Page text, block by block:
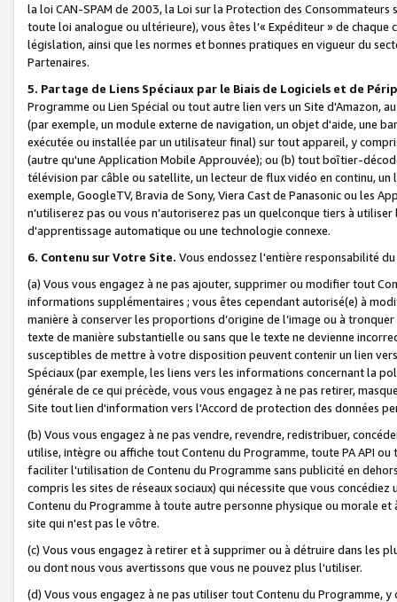
la loi CAN-SPAM de 2003, la Loi sur la Protection des
toute loi analogue ou ultérieure), vous êtes l’« Expéditeur » de
législation, ainsi que les normes et bonnes pratiques en vigueur du
Partenaires.
5. Partage de Liens Spéciaux par le Biais de Logiciels et de
Programme ou Lien Spécial ou tout autre lien vers un Site d'Amazon,
(par exemple, un module externe de navigation, un objet d'aide, une
exécutée ou installée par un utilisateur final) sur tout appareil, y
(autre qu'une Application Mobile Approuvée); ou (b) tout boîtier-
télévision par câble ou satellite, un lecteur de flux vidéo en continu,
exemple, GoogleTV, Bravia de Sony, Viera Cast de Panasonic ou les
n’utiliserez pas ou vous n’autoriserez pas un quelconque tiers à
d'apprentissage automatique ou une technologie connexe.
6. Contenu sur Votre Site. Vous endossez l'entière responsabilité
(a) Vous vous engagez à ne pas ajouter, supprimer ou modifier tout
informations supplémentaires ; vous êtes cependant autorisé(e) à
manière à conserver les proportions d’origine de l’image ou à
texte de manière substantielle ou sans que le texte ne devienne
susceptibles de mettre à votre disposition peuvent contenir un lien
Spéciaux (par exemple, les liens vers les informations concernant la
générale de ce qui précède, vous vous engagez à ne pas retirer,
Site tout lien d'information vers l'Accord de protection des données
(b) Vous vous engagez à ne pas vendre, revendre, redistribuer,
utilise, intègre ou affiche tout Contenu du Programme, toute PA API
faciliter l'utilisation de Contenu du Programme sans publicité en
compris les sites de réseaux sociaux) qui nécessite que vous
Contenu du Programme à toute autre personne physique ou morale
site qui n'est pas le vôtre.
(c) Vous vous engagez à retirer et à supprimer ou à détruire dans les
ou dont nous vous avertissons que vous ne pouvez plus l'utiliser.
(d) Vous vous engagez à ne pas utiliser tout Contenu du Programme,